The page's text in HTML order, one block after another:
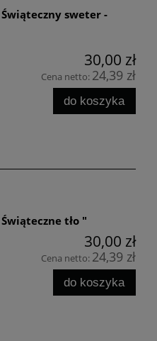
sweter -
30,00 zł
Cena netto: 24,39 zł
do koszyka
tło "
30,00 zł
Cena netto: 24,39 zł
do koszyka